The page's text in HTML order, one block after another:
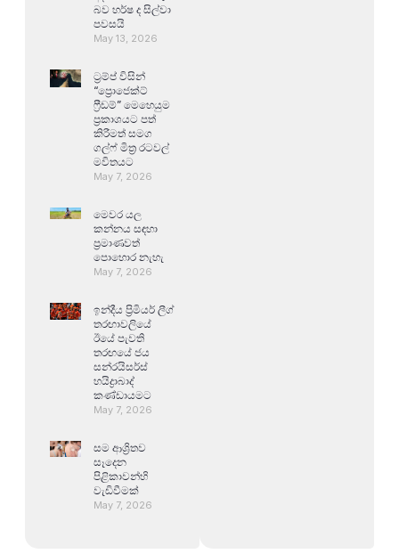
බව හර්ෂ ද සිල්වා
පවසයි
May 13, 2026
ට්‍රම්ප් විසින්
“ප්‍රොජෙක්ට්
ෆ්‍රීඩම්” මෙහෙයුම
ප්‍රකාශයට පත්
කිරීමත් සමග
ගල්ෆ් මිත්‍ර රටවල්
මවිතයට
May 7, 2026
මෙවර යල
කන්නය සඳහා
ප්‍රමාණවත්
පොහොර නැහැ
May 7, 2026
ඉන්දීය ප්‍රිමියර් ලීග්
තරඟාවලියේ
ඊයේ පැවති
තරඟයේ ජය
සන්රයිසර්ස්
හයිද්‍රාබාද්
කණ්ඩායමට
May 7, 2026
සම ආශ්‍රිතව
සෑදෙන
පිළිකාවන්හි
වැඩිවීමක්
May 7, 2026